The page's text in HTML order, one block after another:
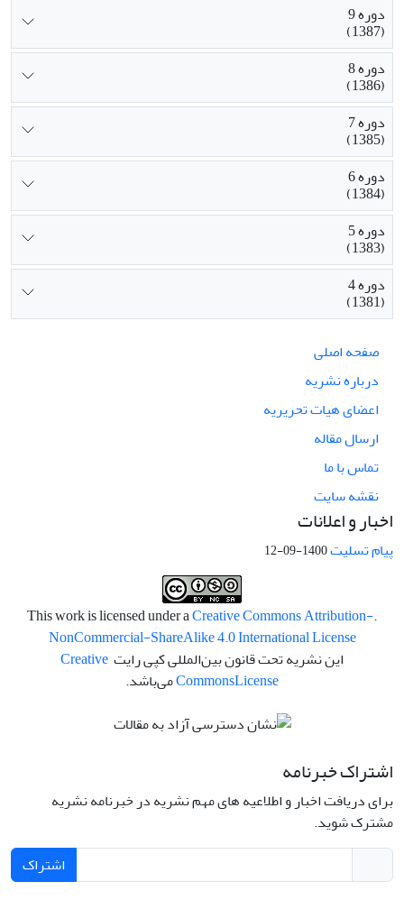
دوره 9
(1387)
دوره 8
(1386)
دوره 7
(1385)
دوره 6
(1384)
دوره 5
(1383)
دوره 4
(1381)
صفحه اصلی
درباره نشریه
اعضای هیات تحریریه
ارسال مقاله
تماس با ما
نقشه سایت
اخبار و اعلانات
پیام تسلیت1400-09-12
.This work is licensed under a
Creative Commons Attribution-
NonCommercial-ShareAlike 4.0 International License
این نشریه تحت قانون بین‌المللی کپی رایت Creative
CommonsLicense می‌باشد.
اشتراک خبرنامه
برای دریافت اخبار و اطلاعیه های مهم نشریه در خبرنامه نشریه
مشترک شوید.
اشتراک